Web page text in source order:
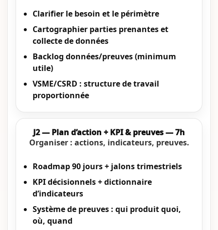
Clarifier le besoin et le périmètre
Cartographier parties prenantes et
collecte de données
Backlog données/preuves (minimum
utile)
VSME/CSRD : structure de travail
proportionnée
J2 — Plan d’action + KPI & preuves — 7h
Organiser : actions, indicateurs, preuves.
Roadmap 90 jours + jalons trimestriels
KPI décisionnels + dictionnaire
d’indicateurs
Système de preuves : qui produit quoi,
où, quand